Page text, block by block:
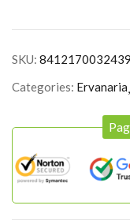
SKU: 8412170032439
Categories: Ervanaria